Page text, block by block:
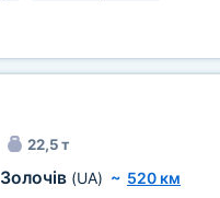
22,5 т
Золочів (UA) ~ 520 км